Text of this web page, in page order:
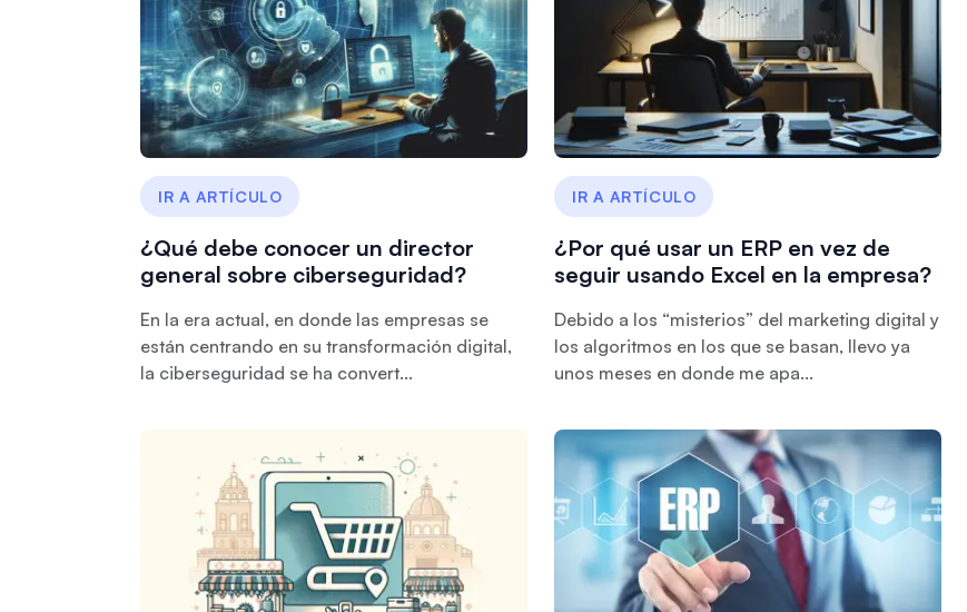
IR A ARTÍCULO
¿Qué debe conocer un director
general sobre ciberseguridad?
En la era actual, en donde las empresas se
están centrando en su transformación digital,
la ciberseguridad se ha convert...
IR A ARTÍCULO
¿Por qué usar un ERP en vez de
seguir usando Excel en la empresa?
Debido a los “misterios” del marketing digital y
los algoritmos en los que se basan, llevo ya
unos meses en donde me apa...